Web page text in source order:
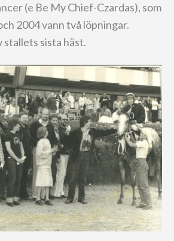
(e Be My Chief-Czardas), som
2004 vann två löpningar.
sista häst.